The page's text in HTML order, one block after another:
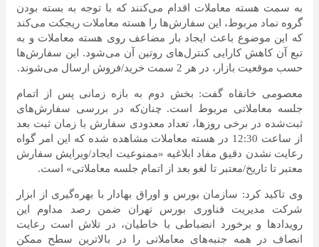
به سمت هسته معاملات اقدام می‌کنند که با توجه به بسته بودن
گروه نماد مربوط، این سفارش‌ها را هسته معاملات ریجکت می‌کند
که این موضوع باعث ایجاد بار مضاعف روی هسته معاملات و به
تبع آن کاهش کارایی کنترل‌های روتین آن می‌شود. این سفارش‌ها
حسب موقعیت بازار، در هر 2 سمت خرید/فروش ارسال می‌شوند.
معصومی خانقاه گفت: بخش دوم به بازه زمانی پس از اتمام
جلسه معاملاتی مربوط است. چنان‌که در بررسی سفارش‌های
ثبت‌شده در برخی روزها، تعداد معدودی سفارش با زمان ثبت بعد
از ساعت 12:30 در هسته معاملات مشاهده شده که این امر گواه
رعایت نشدن دقیق مفاد ابلاغیه «ممنوعیت ایجاد/ویرایش سفارش
معتبر تا تاریخ/معتبر تا لغو بعد از اتمام جلسه معاملاتی» است.
وی تاکید کرد: سازمان بورس و اوراق بهادار با بهره‌گیری از ابزار
شرکت مدیریت فناوری بورس تهران ضمن رصد مداوم این
رویدادها و برخورد انضباطی با خاطیان، در تلاش است رعایت
انصاف در همه جنبه‌های معاملاتی را در بالاترین سطح ممکن